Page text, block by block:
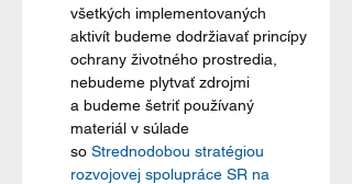
všetkých implementovaných
aktivít budeme dodržiavať princípy
ochrany životného prostredia,
nebudeme plytvať zdrojmi
a budeme šetriť používaný
materiál v súlade
so Strednodobou stratégiou
rozvojovej spolupráce SR na